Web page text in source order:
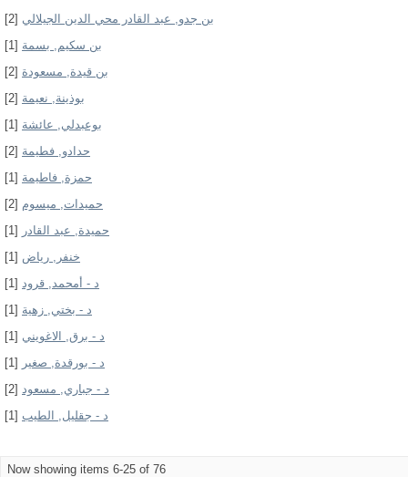
بن جدو, عبد القادر محي الدين الجيلالي [2]
بن سكيم, بسمة [1]
بن قيدة, مسعودة [2]
بوذينة, نعيمة [2]
بوعبدلي, عائشة [1]
حدادو, فطيمة [2]
حمزة, فاطيمة [1]
حميدات, ميسوم [2]
حميدة, عبد القادر
[1]
خنفر, رياض [1]
د - أمحمد, قرود [1]
د - بختي, زهية [1]
د - برق, الاغويني [1]
د - بورقدة, صغير
[1]
د - جباري, مسعود [2]
د - جقليل, الطيب [1]
Now showing items 6-25 of 76